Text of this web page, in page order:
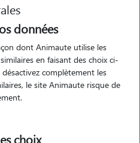
(1 avis)
données
dont Animaute utilise les
en faisant des choix ci-
complètement les
le site Animaute risque de
choix